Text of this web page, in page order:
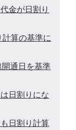
金が日割り
算の基準に
通日を基準
日割りにな
日割り計算